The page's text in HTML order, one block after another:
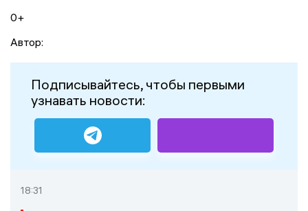
0+
Автор:
Подписывайтесь, чтобы первыми
узнавать новости:
18:31